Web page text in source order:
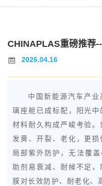
CHINAPLAS重磅推荐
2026.04.16
中国新能源汽车产
璃座舱已成标配，阳光
材料耐久构成严峻考验
发黄、开裂、老化，更
局部紫外防护，无法覆
助剂易衰减、耐候不足
膜对长效防护、耐老化、